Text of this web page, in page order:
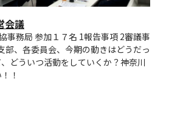
会議
事務局 参加１７名 1報告事項 2審議事
、各委員会、今期の動きはどうだっ
どういつ活動をしていくか？神奈川
！